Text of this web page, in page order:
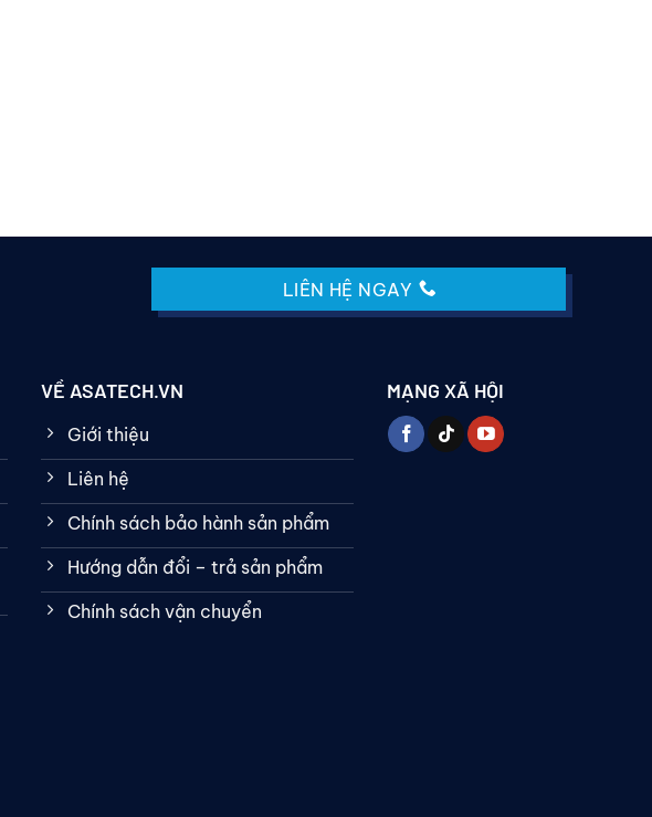
LIÊN HỆ NGAY
VỀ ASATECH.VN
Giới thiệu
Liên hệ
Chính sách bảo hành sản phẩm
Hướng dẫn đổi – trả sản phẩm
Chính sách vận chuyển
MẠNG XÃ HỘI